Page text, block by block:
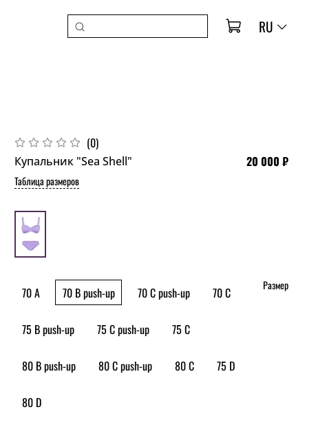
RU
Купальник "Sea Shell" 20 000 ₽
(0)
Таблица размеров
Размер
70 A 70 B push-up 70 C push-up 70 C
75 B push-up 75 C push-up 75 C
80 B push-up 80 C push-up 80 C 75 D
80 D